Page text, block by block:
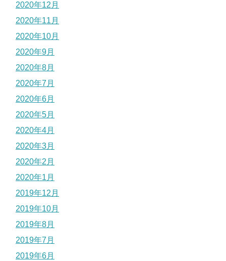
2020年12月
2020年11月
2020年10月
2020年9月
2020年8月
2020年7月
2020年6月
2020年5月
2020年4月
2020年3月
2020年2月
2020年1月
2019年12月
2019年10月
2019年8月
2019年7月
2019年6月